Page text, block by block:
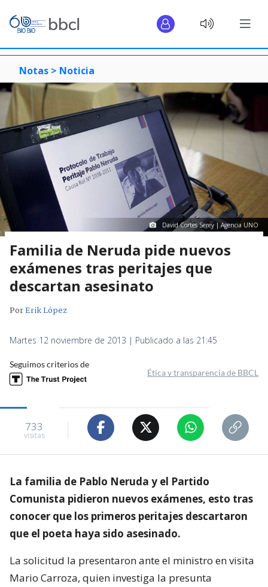
Notas > Noticia
David Cortes Serey | Agencia UNO
Familia de Neruda pide nuevos
exámenes tras peritajes que
descartan asesinato
PorErik López
Martes 12 noviembre de 2013 | Publicado a las 21:45
Seguimos criterios de
Ética y transparencia de BBCL
733
visitas
La familia de Pablo Neruda y el Partido
Comunista pidieron nuevos exámenes, esto tras
conocer que los primeros peritajes descartaron
que el poeta haya sido asesinado.
La solicitud la presentaron ante el ministro en visita
Mario Carroza, quien investiga la presunta